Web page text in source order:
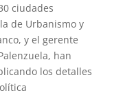
ciudades
de Urbanismo y
y el gerente
han
los detalles